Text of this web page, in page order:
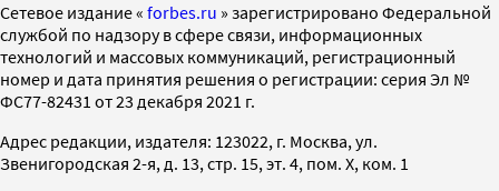
Cетевое издание « forbes.ru » зарегистрировано Федеральной
службой по надзору в сфере связи, информационных
технологий и массовых коммуникаций, регистрационный
номер и дата принятия решения о регистрации: серия Эл №
ФС77-82431 от 23 декабря 2021 г.
Адрес редакции, издателя: 123022, г. Москва, ул.
Звенигородская 2-я, д. 13, стр. 15, эт. 4, пом. X, ком. 1